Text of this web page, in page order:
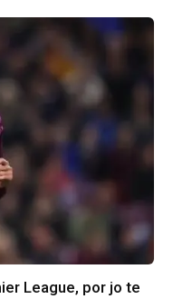
League, por jo te